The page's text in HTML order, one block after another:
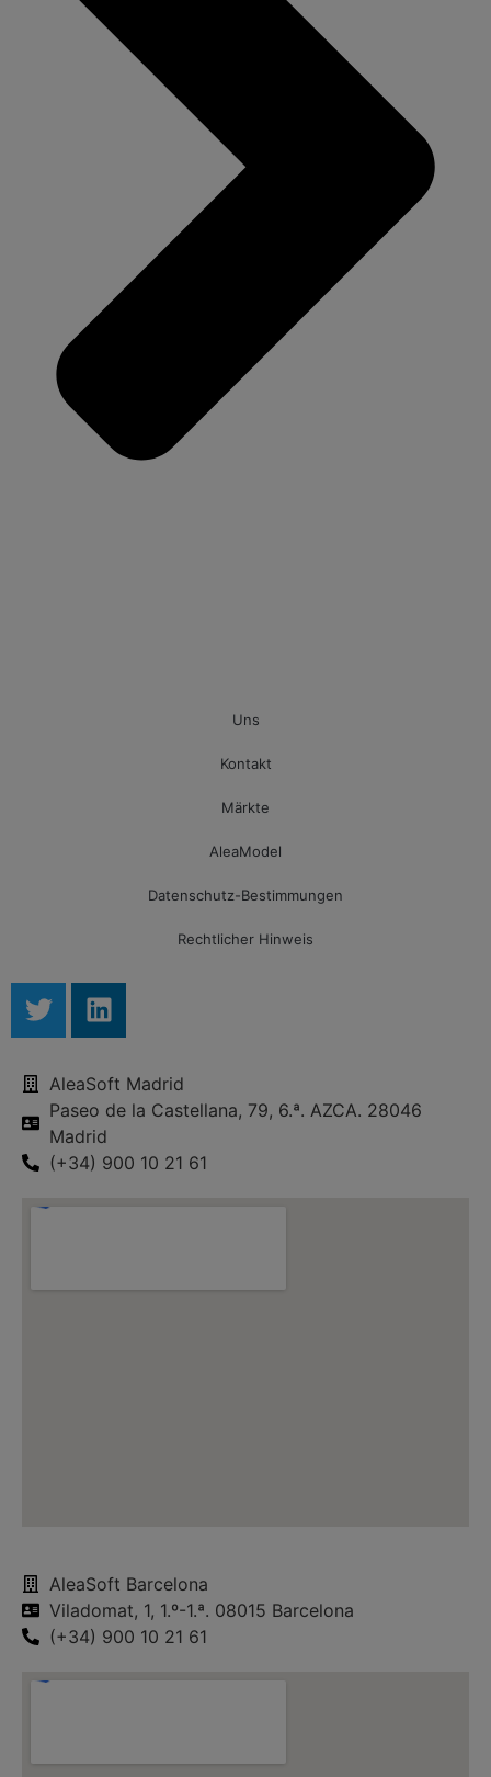
Uns
Kontakt
Märkte
AleaModel
Datenschutz-Bestimmungen
Rechtlicher Hinweis
AleaSoft Madrid
Paseo de la Castellana, 79, 6.ª. AZCA. 28046
Madrid
(+34) 900 10 21 61
AleaSoft Barcelona
Viladomat, 1, 1.º-1.ª. 08015 Barcelona
(+34) 900 10 21 61